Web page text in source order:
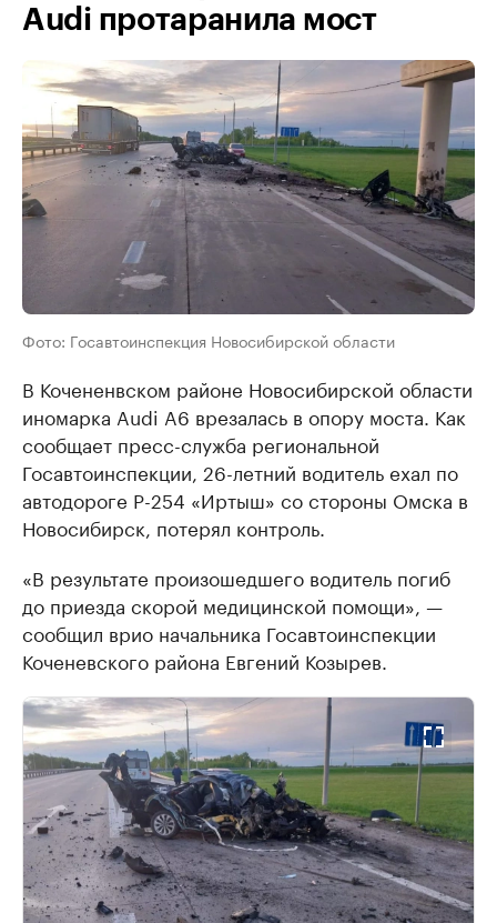
Audi протаранила мост
Фото: Госавтоинспекция Новосибирской области
В Кочененвском районе Новосибирской области
иномарка Audi A6 врезалась в опору моста. Как
сообщает пресс-служба региональной
Госавтоинспекции, 26-летний водитель ехал по
автодороге Р-254 «Иртыш» со стороны Омска в
Новосибирск, потерял контроль.
«В результате произошедшего водитель погиб
до приезда скорой медицинской помощи», —
сообщил врио начальника Госавтоинспекции
Коченевского района Евгений Козырев.